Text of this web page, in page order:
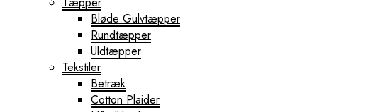
Bløde Gulvtæpper
Rundtæpper
Uldtæpper
Tekstiler
Betræk
Cotton Plaider